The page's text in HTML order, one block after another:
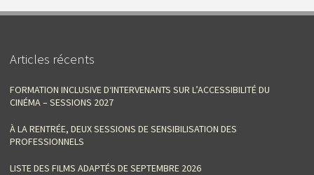
Articles récents
FORMATION INCLUSIVE D‘INTERVENANTS SUR L’ACCESSIBILITÉ DU
CINÉMA – SESSIONS 2027
À LA RENTRÉE, DEUX SESSIONS DE SENSIBILISATION DES
PROFESSIONNELS
LISTE DES FILMS ADAPTÉS DE SEPTEMBRE 2026